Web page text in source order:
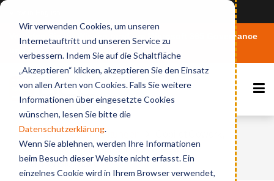
Wir verwenden Cookies, um unseren
Internetauftritt und unseren Service zu
verbessern. Indem Sie auf die Schaltfläche
„Akzeptieren“ klicken, akzeptieren Sie den Einsatz
von allen Arten von Cookies. Falls Sie weitere
Informationen über eingesetzte Cookies
wünschen, lesen Sie bitte die
Datenschutzerklärung.
Wenn Sie ablehnen, werden Ihre Informationen
beim Besuch dieser Website nicht erfasst. Ein
einzelnes Cookie wird in Ihrem Browser verwendet,
Vertiefen Sie Ihr Wissen rund um Microsoft 365 Governance
Home Veranstaltungen
Agent 365 und die nächste Welle der
KI‑Transformation